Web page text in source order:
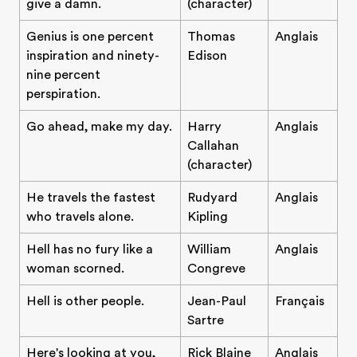
give a damn. (character)
Genius is one percent
inspiration and ninety-
nine percent
perspiration.
Thomas
Edison
Anglais
Go ahead, make my day.
Harry
Callahan
(character)
Anglais
He travels the fastest
who travels alone.
Rudyard
Kipling
Anglais
Hell has no fury like a
woman scorned.
William
Congreve
Anglais
Hell is other people.
Jean-Paul
Sartre
Français
Here's looking at you, Rick Blaine Anglais